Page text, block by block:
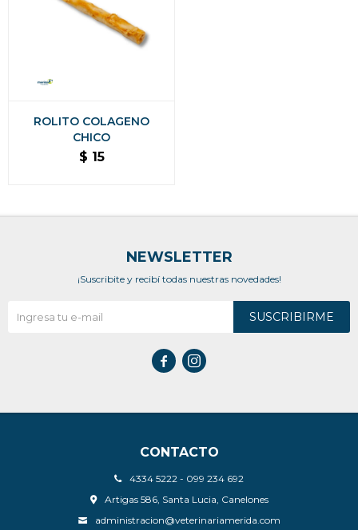
ROLITO COLAGENO
CHICO
$ 15
CONTACTO
4334 5222 - 099 234 692
Artigas 586, Santa Lucia, Canelones
administracion@veterinariamerida.com
NEWSLETTER
¡Suscribite y recibí todas nuestras novedades!
SUSCRIBIRME
 